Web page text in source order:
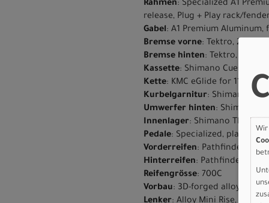
Rahmen: Specialized A1
release, Plug + Play rack/
Gabel: A1 Premium
Bremse vorne: Tektro, 2-
Bremse hinten: Tektro, 2-
Kassette: Shimano Cues CS-
Kette: KMC eGlide for 11-Speed
Kurbelgarnitur: Shimano
Umwerfer hinten: Shimano
Innenlager: Shimano Threaded
Pedale: Specialized, platform
Vorderreifen: Pathfinder
Hinterreifen: Pathfinder
Reifengrösse: 700C
Vorbau: 3D-forged alloy,
Wir